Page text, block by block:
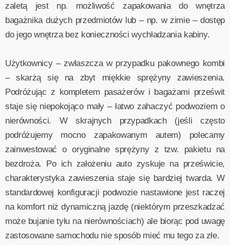
zaletą jest np. możliwość zapakowania do wnętrza
bagażnika dużych przedmiotów lub – np. w zimie – dostęp
do jego wnętrza bez konieczności wychładzania kabiny.
Użytkownicy – zwłaszcza w przypadku pakownego kombi
– skarżą się na zbyt miękkie sprężyny zawieszenia.
Podróżując z kompletem pasażerów i bagażami prześwit
staje się niepokojąco mały – łatwo zahaczyć podwoziem o
nierówności. W skrajnych przypadkach (jeśli często
podróżujemy mocno zapakowanym autem) polecamy
zainwestować o oryginalne sprężyny z tzw. pakietu na
bezdroża. Po ich założeniu auto zyskuje na prześwicie,
charakterystyka zawieszenia staje się bardziej twarda. W
standardowej konfiguracji podwozie nastawione jest raczej
na komfort niż dynamiczną jazdę (niektórym przeszkadzać
może bujanie tyłu na nierównościach) ale biorąc pod uwagę
zastosowane samochodu nie sposób mieć mu tego za złe.